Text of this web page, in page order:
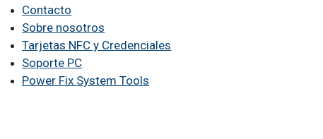
Contacto
Sobre nosotros
Tarjetas NFC y Credenciales
Soporte PC
Power Fix System Tools